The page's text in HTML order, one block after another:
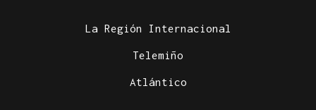
La Región Internacional
Telemiño
Atlántico